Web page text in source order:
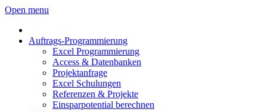
Open menu
Auftrags-Programmierung
Excel Programmierung
Access & Datenbanken
Projektanfrage
Excel Schulungen
Referenzen & Projekte
Einsparpotential berechnen